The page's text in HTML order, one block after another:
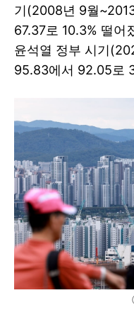
기(2008년 9월
67.37로 10.3% 떨어
윤석열 정부 시기
95.83에서 92.05로